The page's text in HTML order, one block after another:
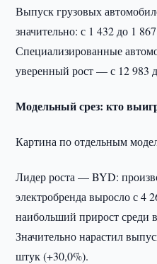
Выпуск грузовых
значительно: с 1 432 до 1
Специализированные
уверенный рост — с 12 983
Модельный срез: кто
Картина по отдельным
Лидер роста — BYD:
электробренда выросло с
наибольший прирост среди
Значительно нарастил
штук (+30,0%).